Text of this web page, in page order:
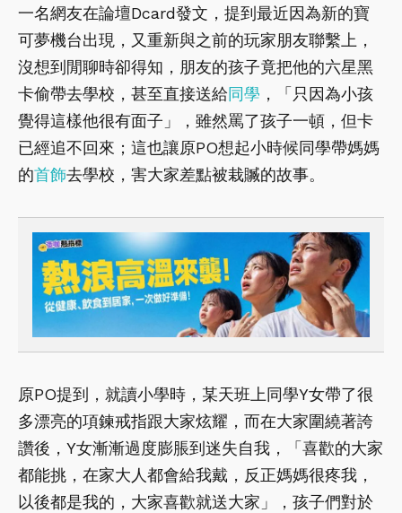
一名網友在論壇Dcard發文，提到最近因為新的寶
可夢機台出現，又重新與之前的玩家朋友聯繫上，
沒想到閒聊時卻得知，朋友的孩子竟把他的六星黑
卡偷帶去學校，甚至直接送給同學 ，「只因為小孩
覺得這樣他很有面子」，雖然罵了孩子一頓，但卡
已經追不回來；這也讓原PO想起小時候同學帶媽媽
的首飾去學校，害大家差點被栽贓的故事。
原PO提到，就讀小學時，某天班上同學Y女帶了很
多漂亮的項鍊戒指跟大家炫耀，而在大家圍繞著誇
讚後，Y女漸漸過度膨脹到迷失自我，「喜歡的大家
都能挑，在家大人都會給我戴，反正媽媽很疼我，
以後都是我的，大家喜歡就送大家」，孩子們對於